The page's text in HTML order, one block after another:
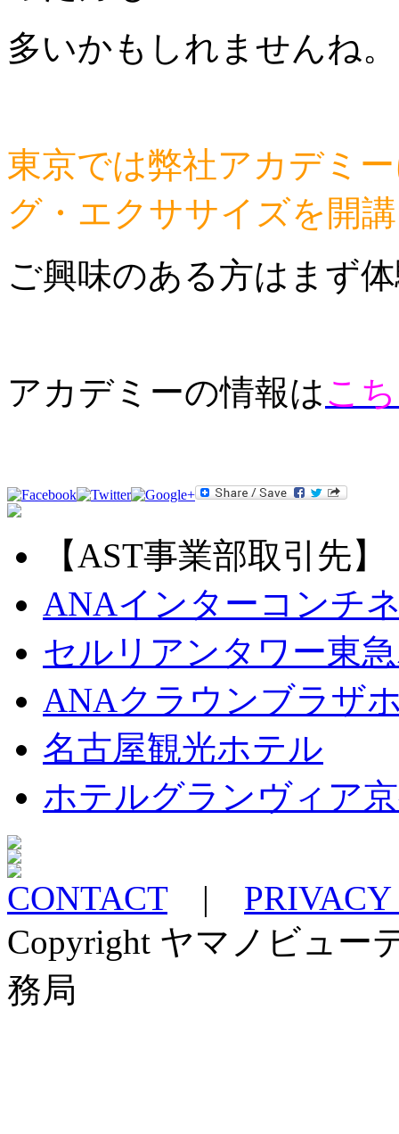
多いかもしれませんね。
東京では弊社アカデミ
グ・エクササイズを開
ご興味のある方はまず
アカデミーの情報はこ
【AST事業部取引先】
ANAインターコンチ
セルリアンタワー東
ANAクラウンブラザ
名古屋観光ホテル
ホテルグランヴィア
CONTACT|
Copyright ヤマノビュー
務局